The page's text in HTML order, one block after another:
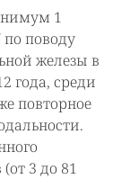
1
поводу
железы в
года, среди
повторное
3 до 81